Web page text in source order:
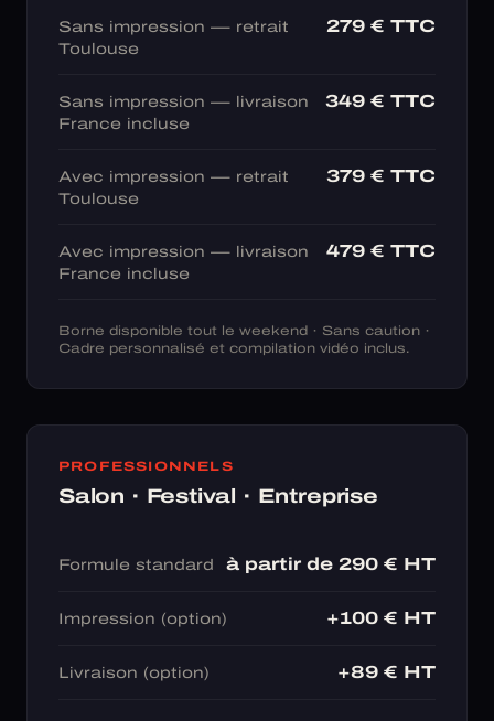
Sans impression — retrait
Toulouse
279 € TTC
Sans impression — livraison
France incluse
349 € TTC
Avec impression — retrait
Toulouse
379 € TTC
Avec impression — livraison
France incluse
479 € TTC
Borne disponible tout le weekend · Sans caution ·
Cadre personnalisé et compilation vidéo inclus.
PROFESSIONNELS
Salon · Festival · Entreprise
Formule standard à partir de 290 € HT
Impression (option) +100 € HT
Livraison (option) +89 € HT